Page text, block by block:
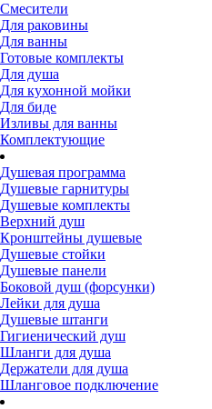
Смесители
Для раковины
Для ванны
Готовые комплекты
Для душа
Для кухонной мойки
Для биде
Изливы для ванны
Комплектующие
Душевая программа
Душевые гарнитуры
Душевые комплекты
Верхний душ
Кронштейны душевые
Душевые стойки
Душевые панели
Боковой душ (форсунки)
Лейки для душа
Душевые штанги
Гигиенический душ
Шланги для душа
Держатели для душа
Шланговое подключение